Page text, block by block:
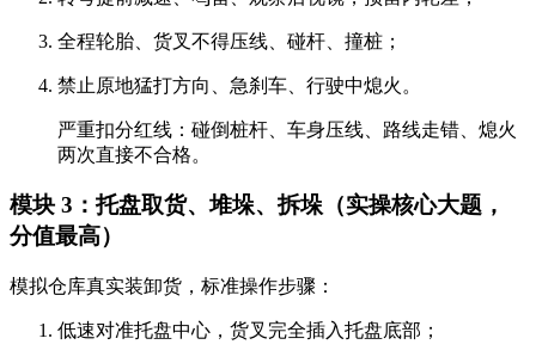
全程轮胎、货叉不得压线、碰杆、撞桩；
禁止原地猛打方向、急刹车、行驶中熄火。
严重扣分红线：碰倒桩杆、车身压线、路线走错、熄火
两次直接不合格。
模块 3：托盘取货、堆垛、拆垛（实操核心大题，
分值最高）
模拟仓库真实装卸货，标准操作步骤：
低速对准托盘中心，货叉完全插入托盘底部；